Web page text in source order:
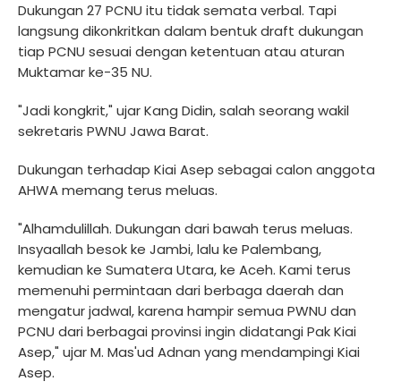
Dukungan 27 PCNU itu tidak semata verbal. Tapi
langsung dikonkritkan dalam bentuk draft dukungan
tiap PCNU sesuai dengan ketentuan atau aturan
Muktamar ke-35 NU.
"Jadi kongkrit," ujar Kang Didin, salah seorang wakil
sekretaris PWNU Jawa Barat.
Dukungan terhadap Kiai Asep sebagai calon anggota
AHWA memang terus meluas.
"Alhamdulillah. Dukungan dari bawah terus meluas.
Insyaallah besok ke Jambi, lalu ke Palembang,
kemudian ke Sumatera Utara, ke Aceh. Kami terus
memenuhi permintaan dari berbaga daerah dan
mengatur jadwal, karena hampir semua PWNU dan
PCNU dari berbagai provinsi ingin didatangi Pak Kiai
Asep," ujar M. Mas'ud Adnan yang mendampingi Kiai
Asep.